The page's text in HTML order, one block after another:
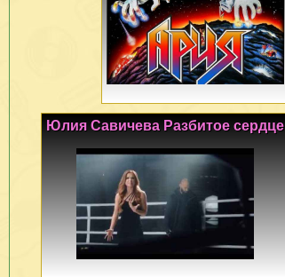
Юлия Савичева Разбитое сердце